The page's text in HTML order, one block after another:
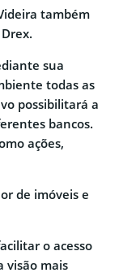
também
sua
todas as
possibilitará a
bancos.
ações,
de imóveis e
o acesso
visão mais